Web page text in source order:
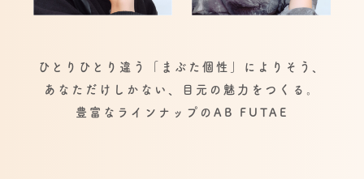
ひとりひとり違う「まぶた個性」によりそう、
あなただけしかない、目元の魅力をつくる。
豊富なラインナップのAB FUTAE